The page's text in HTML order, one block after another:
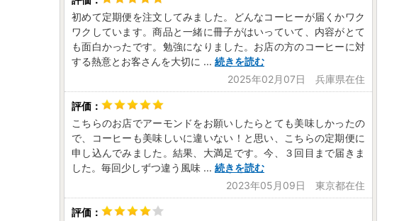
初めて定期便を注文してみました。どんなコーヒーが届くかワク
ワクしています。商品と一緒に冊子がはいっていて、内容がとて
も面白かったです。勉強になりました。お店の方のコーヒーに対
する熱意とお客さんを大切に ... 続きを読む
2025年02月07日 兵庫県在住
こちらのお店でアーモンドをお願いしたらとても美味しかったの
で、コーヒーも美味しいに違いない！と思い、こちらの定期便に
申し込んでみました。結果、大満足です。今、３回目まで届きま
した。毎回少しずつ違う風味 ... 続きを読む
2023年05月09日 東京都在住